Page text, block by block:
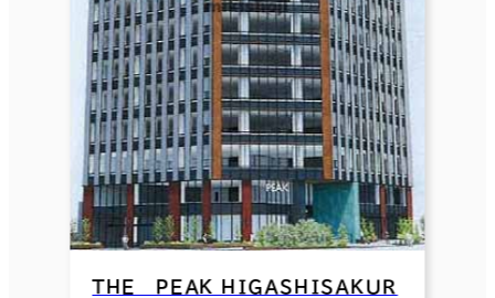
ＴＨＥ ＰＥＡＫ ＨＩＧＡＳＨＩＳＡＫＵＲ